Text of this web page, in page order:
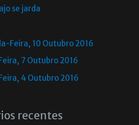
se jarda
Feira, 10 Outubro 2016
7 Outubro 2016
4 Outubro 2016
recentes